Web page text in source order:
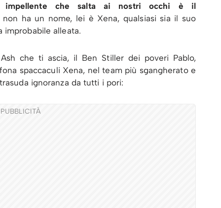
impellente che salta ai nostri occhi è il
ha un nome, lei è Xena, qualsiasi sia il suo
improbabile alleata.
che ti ascia, il Ben Stiller dei poveri Pablo,
spaccaculi Xena, nel team più sgangherato e
ignoranza da tutti i pori:
PUBBLICITÀ